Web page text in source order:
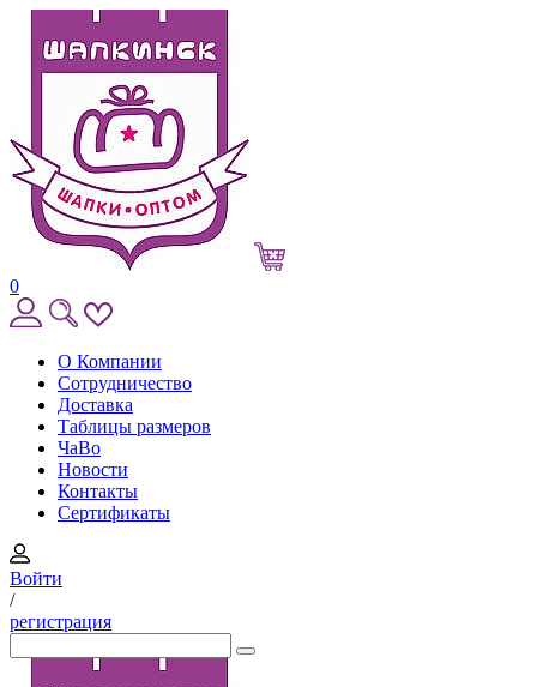
0
О Компании
Сотрудничество
Доставка
Таблицы размеров
ЧаВо
Новости
Контакты
Сертификаты
Войти
/
регистрация